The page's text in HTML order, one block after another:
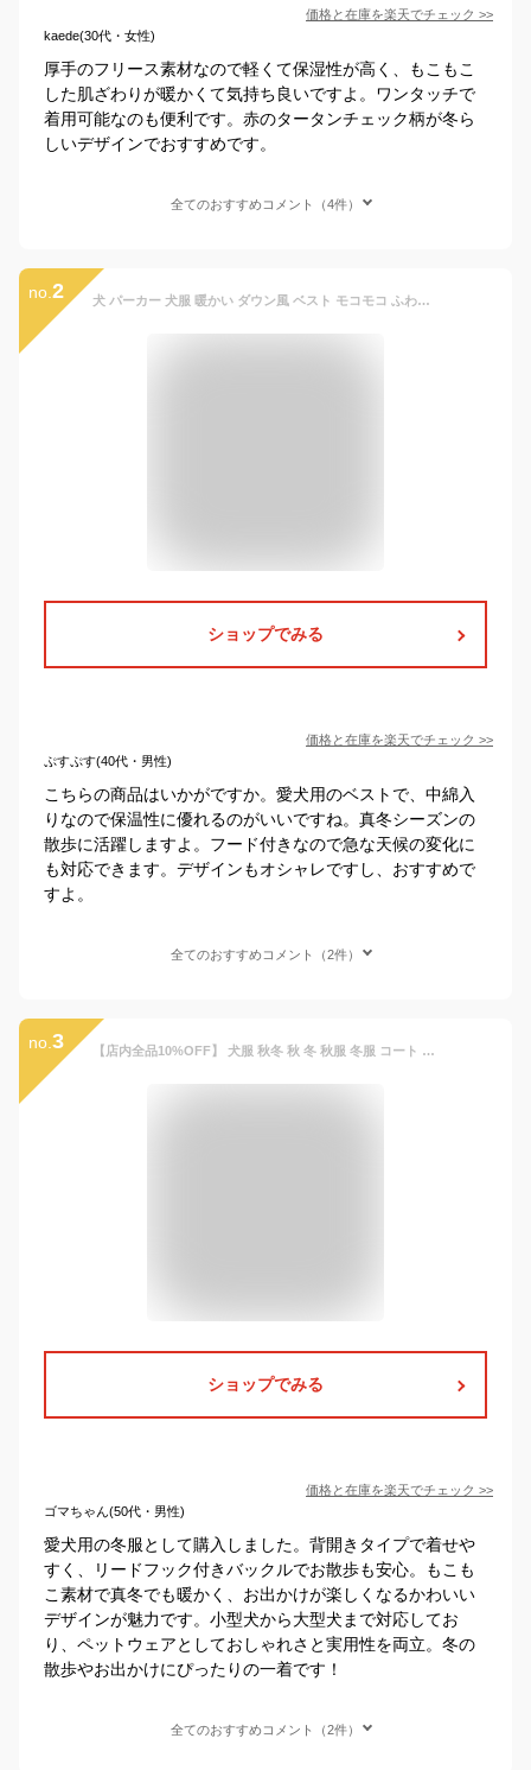
価格と在庫を楽天でチェック >>
kaede(30代・女性)
厚手のフリース素材なので軽くて保湿性が高く、もこもこ
した肌ざわりが暖かくて気持ち良いですよ。ワンタッチで
着用可能なのも便利です。赤のタータンチェック柄が冬ら
しいデザインでおすすめです。
全てのおすすめコメント（4件）
no. 2 犬 パーカー 犬服 暖かい ダウン風 ベスト モコモコ ふわふわ フリース素材犬の服 ドッグウェア 秋 冬 可愛い ペット用品 ペット 犬 散歩 ドッグ 便利 犬用 小型犬 中型犬 お散歩 お出かけ ペットグッズ ピクニック チワワ トイプードル ヨークシャーテリア 冬服
ショップでみる
価格と在庫を楽天でチェック >>
ぷすぷす(40代・男性)
こちらの商品はいかがですか。愛犬用のベストで、中綿入
りなので保温性に優れるのがいいですね。真冬シーズンの
散歩に活躍しますよ。フード付きなので急な天候の変化に
も対応できます。デザインもオシャレですし、おすすめで
すよ。
全てのおすすめコメント（2件）
no. 3 【店内全品10%OFF】 犬服 秋冬 秋 冬 秋服 冬服 コート ジャケット ダウン ドッグウェア 犬 服 背開き 背中開き 可愛い かわいい おしゃれ お出かけ ジャケット コート 小型犬 中型犬 大型犬 ペット服 ハーネス付き 散歩 リードフック付きバックルコート
ショップでみる
価格と在庫を楽天でチェック >>
ゴマちゃん(50代・男性)
愛犬用の冬服として購入しました。背開きタイプで着せや
すく、リードフック付きバックルでお散歩も安心。もこも
こ素材で真冬でも暖かく、お出かけが楽しくなるかわいい
デザインが魅力です。小型犬から大型犬まで対応してお
り、ペットウェアとしておしゃれさと実用性を両立。冬の
散歩やお出かけにぴったりの一着です！
全てのおすすめコメント（2件）